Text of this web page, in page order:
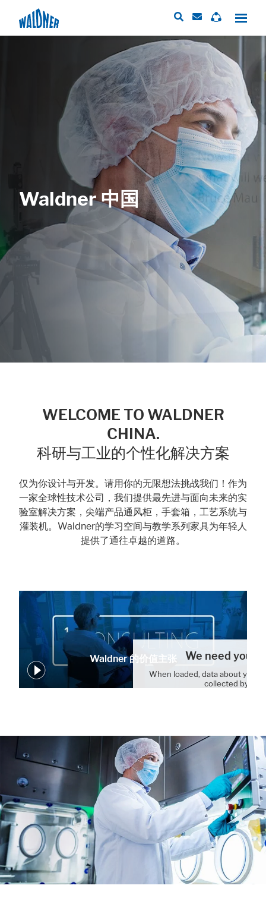
Waldner 中国
WELCOME TO WALDNER
CHINA.
科研与工业的个性化解决方案
仅为你设计与开发。请用你的无限想法挑战我们！作为
一家全球性技术公司，我们提供最先进与面向未来的实
验室解决方案，尖端产品通风柜，手套箱，工艺系统与
灌装机。Waldner的学习空间与教学系列家具为年轻人
提供了通往卓越的道路。
Waldner 的价值主张 We need your
When loaded, data about your
collected by
These cookies are needed to let the basic page functionallity work
External Content
Includes resources that make external content available on the website.
Such as YouTube, Instagram or similar providers.
Statistic cookies anonymize your data and use it. These information will